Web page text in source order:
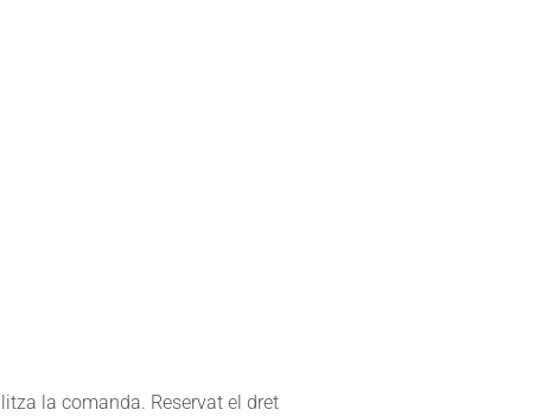
la comanda. Reservat el dret